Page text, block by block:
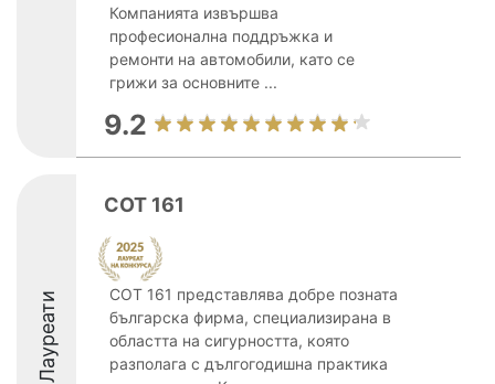
Компанията извършва
професионална поддръжка и
ремонти на автомобили, като се
грижи за основните ...
9.2
Лауреати
СОТ 161
СОТ 161 представлява добре позната
българска фирма, специализирана в
областта на сигурността, която
разполага с дългогодишна практика